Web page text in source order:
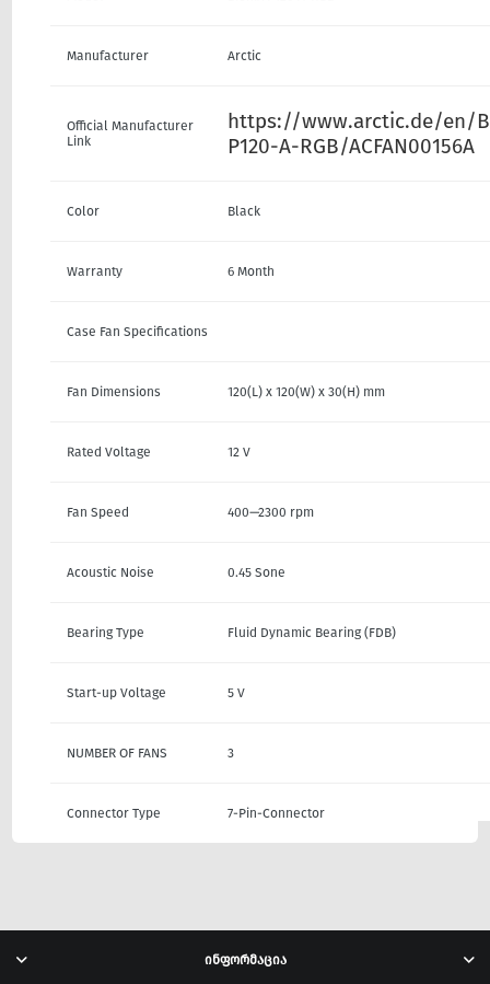
Manufacturer Arctic
Official Manufacturer
Link
https://www.arctic.de/en/
P120-A-RGB/ACFAN00156A
Color Black
Warranty 6 Month
Case Fan Specifications
Fan Dimensions 120(L) x 120(W) x 30(H) mm
Rated Voltage 12 V
Fan Speed 400—2300 rpm
Acoustic Noise 0.45 Sone
Bearing Type Fluid Dynamic Bearing (FDB)
Start-up Voltage 5 V
NUMBER OF FANS 3
Connector Type 7-Pin-Connector
ინფორმაცია